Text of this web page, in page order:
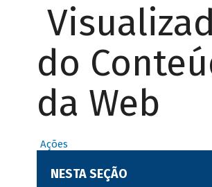
do
da Web
Ações
NESTA SEÇÃO